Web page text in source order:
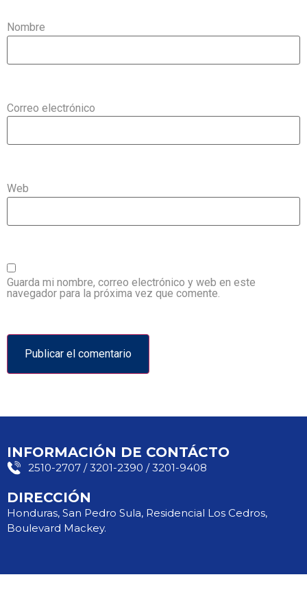
Nombre
Correo electrónico
Web
Guarda mi nombre, correo electrónico y web en este
navegador para la próxima vez que comente.
INFORMACIÓN DE CONTÁCTO
2510-2707 / 3201-2390 / 3201-9408
DIRECCIÓN
Honduras, San Pedro Sula, Residencial Los Cedros,
Boulevard Mackey.